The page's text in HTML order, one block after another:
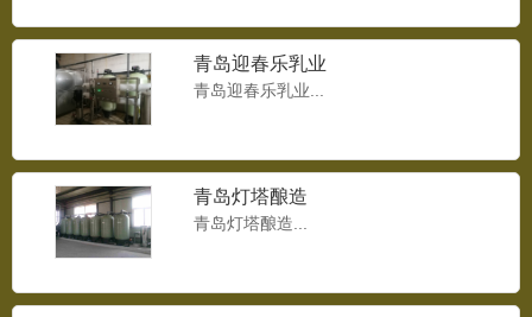
青岛迎春乐乳业
青岛迎春乐乳业...
青岛灯塔酿造
青岛灯塔酿造...